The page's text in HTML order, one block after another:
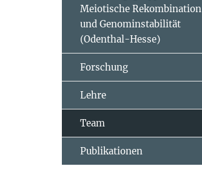
Meiotische Rekombination
und Genominstabilität
(Odenthal-Hesse)
Forschung
Lehre
Team
Publikationen